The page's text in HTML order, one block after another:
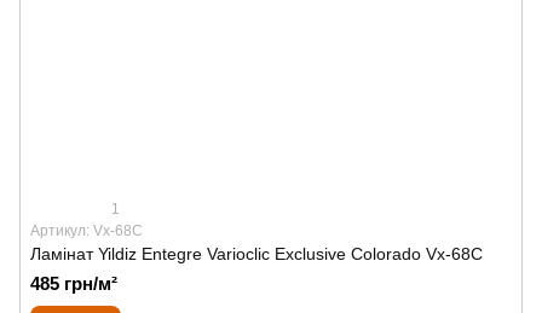
1
Артикул: Vx-68C
Ламінат Yildiz Entegre Varioclic Exclusive Сolorado Vx-68C
485 грн/м²